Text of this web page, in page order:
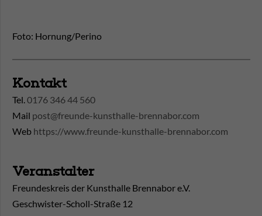
Foto: Hornung/Perino
Kontakt
Tel.0176 346 44 560
Mail post@freunde-kunsthalle-brennabor.com
Web https://www.freunde-kunsthalle-brennabor.com
Veranstalter
Freundeskreis der Kunsthalle Brennabor e.V.
Geschwister-Scholl-Straße 12